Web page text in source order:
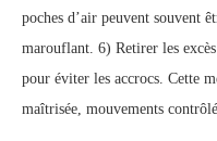
poches d’air peuvent souvent
marouflant. 6) Retirer les
pour éviter les accrocs. Cette
maîtrisée, mouvements